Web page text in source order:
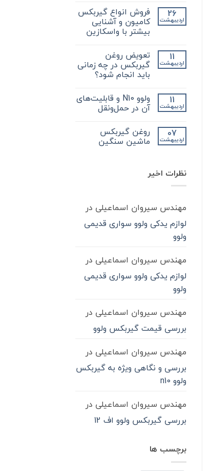
دیدگاهی
نکات
مهم
کلیدی
در
گیر
بکس
باید
بدانید
نشده 26
اردیبهشت
فروش انواع گیربکس
کامیون و آشنایی
بیشتر با واسکازین
برای
فروش
انواع
گیربکس
کامیون
آشنایی
بیشتر
با
واسکازین
ثبت
نشده 11
اردیبهشت
تعویض روغن
گیربکس در چه زمانی
باید انجام شود؟
برای
تعویض
روغن
چه
زمانی
باید
ثبت
نشده 11
اردیبهشت
ولوو N10 و قابلیت‌های
آن در حمل‌ونقل
برای
ولوو
N10
در
حمل‌ونقل
ثبت
نشده 07
اردیبهشت
روغن گیربکس
ماشین سنگین
روغن
گیربکس
نشدهنظرات اخیر
مهندس سیروان اسماعیلی در
لوازم یدکی ولوو سواری قدیمی
ولوو
مهندس سیروان اسماعیلی در
لوازم یدکی ولوو سواری قدیمی
ولوو
مهندس سیروان اسماعیلی در
بررسی قیمت گیربکس ولوو
مهندس سیروان اسماعیلی در
بررسی و نگاهی ویژه به گیربکس
ولوو n10
مهندس سیروان اسماعیلی در
بررسی گیربکس ولوو اف 12
برچسب ها